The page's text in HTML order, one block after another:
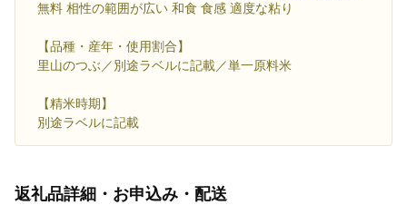
無料 相性の範囲が広い 和食 食感 適度な粘り
【品種・産年・使用割合】
里山のつぶ／別途ラベルに記載／単一原料米
【精米時期】
別途ラベルに記載
返礼品詳細・お申込み・配送